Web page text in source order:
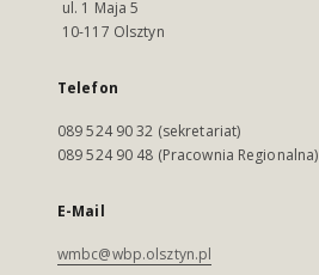
ul. 1 Maja 5
10-117 Olsztyn
Telefon
089 524 90 32 (sekretariat)
089 524 90 48 (Pracownia Regionalna)
E-Mail
wmbc@wbp.olsztyn.pl